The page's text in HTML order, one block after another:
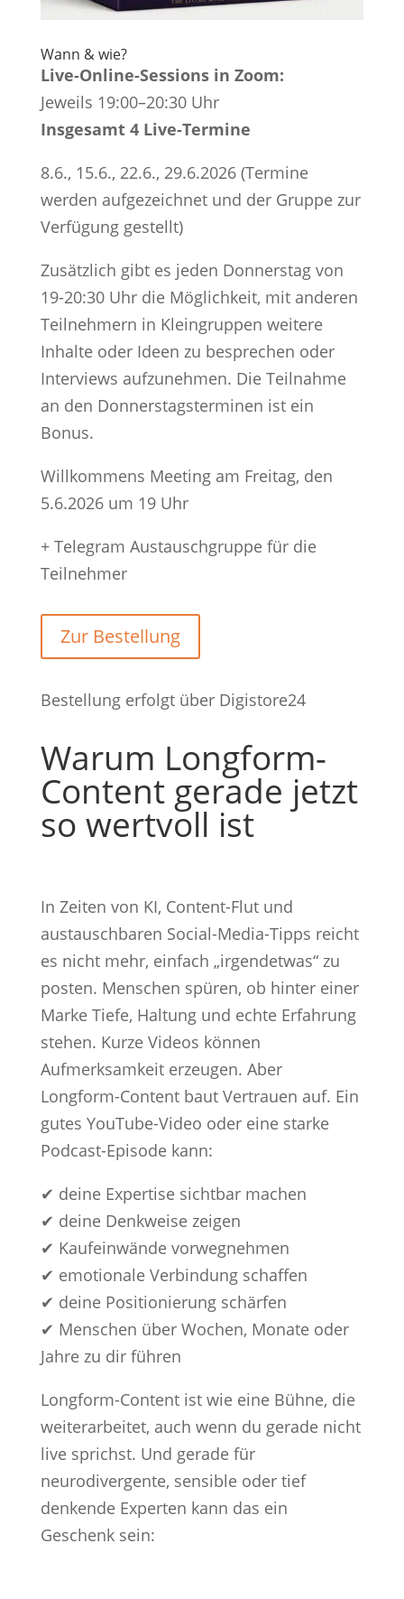
Wann & wie?
Live-Online-Sessions in Zoom:
Jeweils 19:00–20:30 Uhr
Insgesamt 4 Live-Termine
8.6., 15.6., 22.6., 29.6.2026 (Termine
werden aufgezeichnet und der Gruppe zur
Verfügung gestellt)
Zusätzlich gibt es jeden Donnerstag von
19-20:30 Uhr die Möglichkeit, mit anderen
Teilnehmern in Kleingruppen weitere
Inhalte oder Ideen zu besprechen oder
Interviews aufzunehmen. Die Teilnahme
an den Donnerstagsterminen ist ein
Bonus.
Willkommens Meeting am Freitag, den
5.6.2026 um 19 Uhr
+ Telegram Austauschgruppe für die
Teilnehmer
Zur Bestellung
Bestellung erfolgt über Digistore24
Warum Longform-
Content gerade jetzt
so wertvoll ist
In Zeiten von KI, Content-Flut und
austauschbaren Social-Media-Tipps reicht
es nicht mehr, einfach „irgendetwas“ zu
posten. Menschen spüren, ob hinter einer
Marke Tiefe, Haltung und echte Erfahrung
stehen. Kurze Videos können
Aufmerksamkeit erzeugen. Aber
Longform-Content baut Vertrauen auf. Ein
gutes YouTube-Video oder eine starke
Podcast-Episode kann:
✔ deine Expertise sichtbar machen
✔ deine Denkweise zeigen
✔ Kaufeinwände vorwegnehmen
✔ emotionale Verbindung schaffen
✔ deine Positionierung schärfen
✔ Menschen über Wochen, Monate oder
Jahre zu dir führen
Longform-Content ist wie eine Bühne, die
weiterarbeitet, auch wenn du gerade nicht
live sprichst. Und gerade für
neurodivergente, sensible oder tief
denkende Experten kann das ein
Geschenk sein: